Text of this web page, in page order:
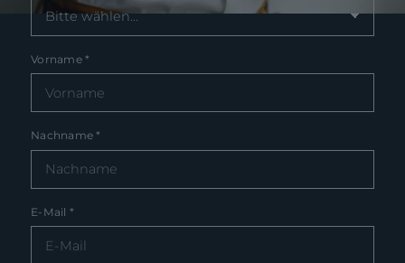
Vorname*
Nachname*
E-Mail *